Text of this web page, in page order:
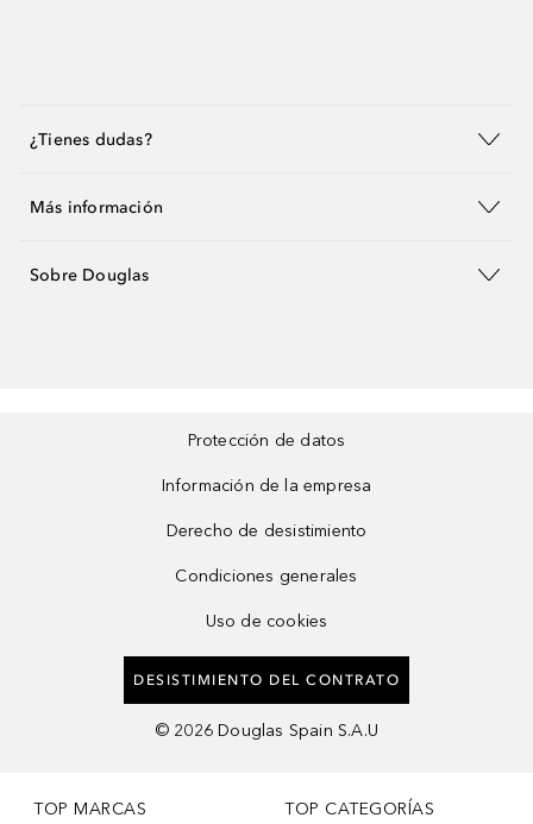
¿Tienes dudas?
Más información
Sobre Douglas
Protección de datos
Información de la empresa
Derecho de desistimiento
Condiciones generales
Uso de cookies
DESISTIMIENTO DEL CONTRATO
© 2026 Douglas Spain S.A.U
TOP MARCAS TOP CATEGORÍAS